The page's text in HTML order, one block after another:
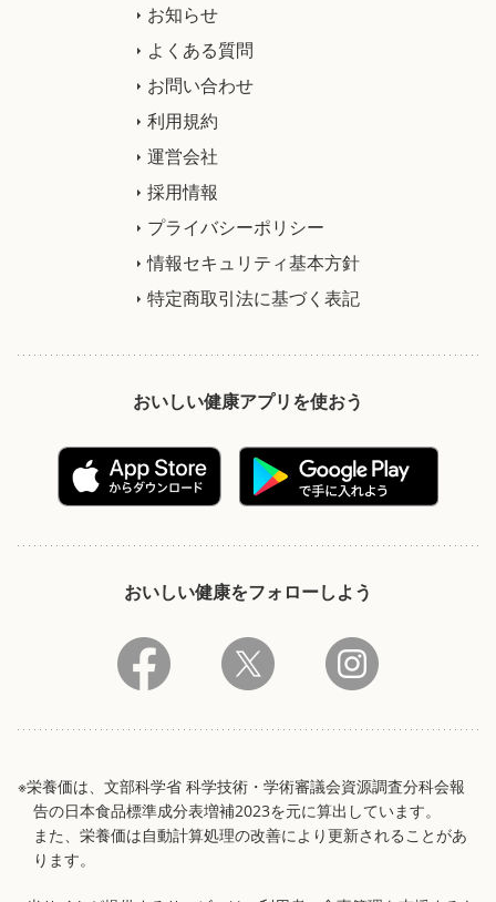
お知らせ
よくある質問
お問い合わせ
利用規約
運営会社
採用情報
プライバシーポリシー
情報セキュリティ基本方針
特定商取引法に基づく表記
おいしい健康アプリを使おう
おいしい健康をフォローしよう
※栄養価は、文部科学省 科学技術・学術審議会資源調査分科会報
告の日本食品標準成分表増補2023を元に算出しています。
また、栄養価は自動計算処理の改善により更新されることがあ
ります。